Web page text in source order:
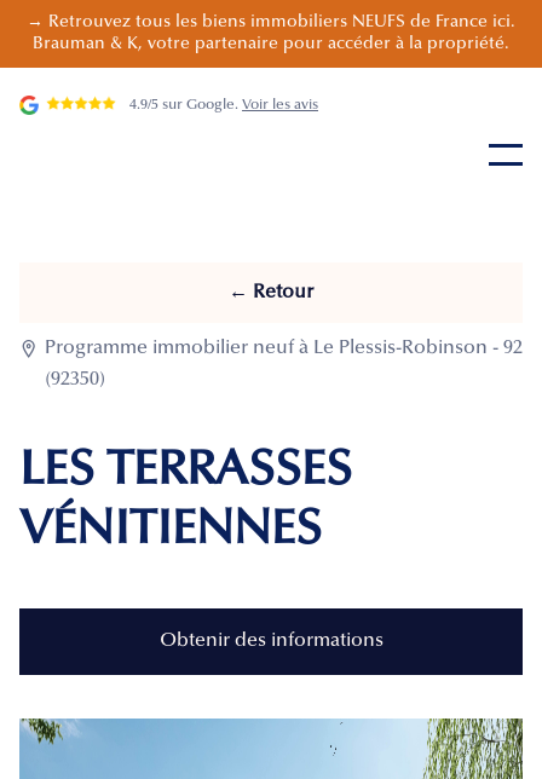
→ Retrouvez tous les biens immobiliers NEUFS de France ici.
Brauman & K, votre partenaire pour accéder à la propriété.
4.9/5 sur Google. Voir les avis
← Retour

Programme immobilier neuf à Le Plessis-Robinson - 92
(92350)
LES TERRASSES
VÉNITIENNES
Obtenir des informations